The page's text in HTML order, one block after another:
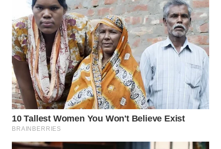
ADVOKAT
WAHANA
INFRASTRUKTUR
WAHANA
KONSUMEN
WAHANA
LISTRIK
WAHANA